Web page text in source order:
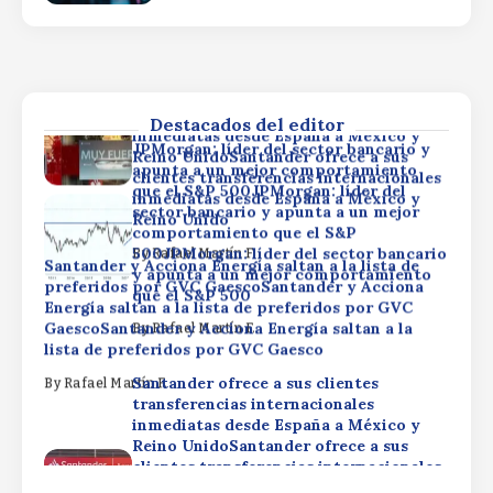
Destacados del editor
clientes transferencias internacionales
inmediatas desde España a México y
Reino UnidoSantander ofrece a sus
clientes transferencias internacionales
inmediatas desde España a México y
Reino Unido
By Rafael Martín F.
JPMorgan: líder del sector bancario y
apunta a un mejor comportamiento
que el S&P 500JPMorgan: líder del
sector bancario y apunta a un mejor
comportamiento que el S&P
500JPMorgan: líder del sector bancario
y apunta a un mejor comportamiento
que el S&P 500
ByRafael Martín F.
Santander y Acciona Energía saltan a la lista de
preferidos por GVC GaescoSantander y Acciona
Energía saltan a la lista de preferidos por GVC
GaescoSantander y Acciona Energía saltan a la
lista de preferidos por GVC Gaesco
By Rafael Martín F.Santander ofrece a sus clientes
transferencias internacionales
inmediatas desde España a México y
Reino UnidoSantander ofrece a sus
clientes transferencias internacionales